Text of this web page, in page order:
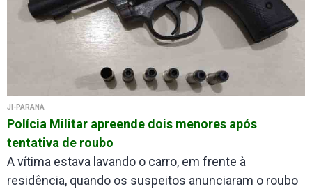
JI-PARANÁ
Polícia Militar apreende dois menores após
tentativa de roubo
A vítima estava lavando o carro, em frente à
residência, quando os suspeitos anunciaram o roubo